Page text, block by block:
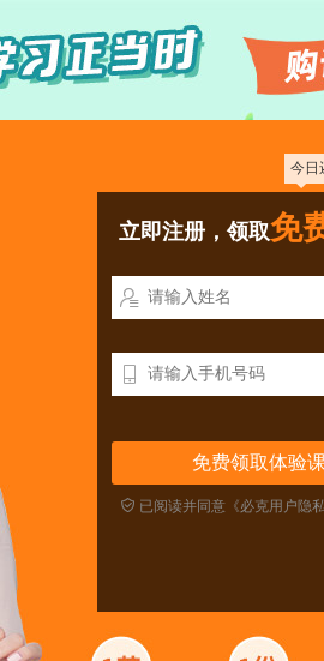
今日
立即注册，领取免


 已阅读并同意《必克用户隐